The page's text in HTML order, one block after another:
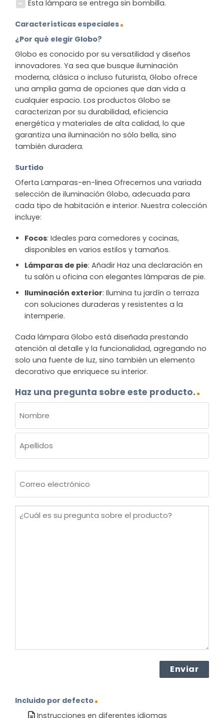
Esta lámpara se entrega sin bombilla.
Características especiales
¿Por qué elegir Globo?
Globo es conocido por su versatilidad y diseños
innovadores. Ya sea que busque iluminación
moderna, clásica o incluso futurista, Globo ofrece
una amplia gama de opciones que dan vida a
cualquier espacio. Los productos Globo se
caracterizan por su durabilidad, eficiencia
energética y materiales de alta calidad, lo que
garantiza una iluminación no sólo bella, sino
también duradera.
Surtido
Oferta Lamparas-en-linea Ofrecemos una variada
selección de iluminación Globo, adecuada para
cada tipo de habitación e interior. Nuestra colección
incluye:
Focos: Ideales para comedores y cocinas,
disponibles en varios estilos y tamaños.
Lámparas de pie: Añadir Haz una declaración en
tu salón u oficina con elegantes lámparas de pie.
Iluminación exterior: Ilumina tu jardín o terraza
con soluciones duraderas y resistentes a la
intemperie.
Cada lámpara Globo está diseñada prestando
atención al detalle y la funcionalidad, agregando no
solo una fuente de luz, sino también un elemento
decorativo que enriquece su interior.
Haz una pregunta sobre este producto.
(OBLIGATORIO)
Nombre
electrónico
¿Cuál
Incluido por defecto
Instrucciones en diferentes idiomas